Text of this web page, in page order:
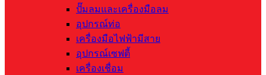
ปั๊มลมและเครื่องมือลม
อุปกรณ์ท่อ
เครื่องมือไฟฟ้ามีสาย
อุปกรณ์เซฟตี้
เครื่องเชื่อม